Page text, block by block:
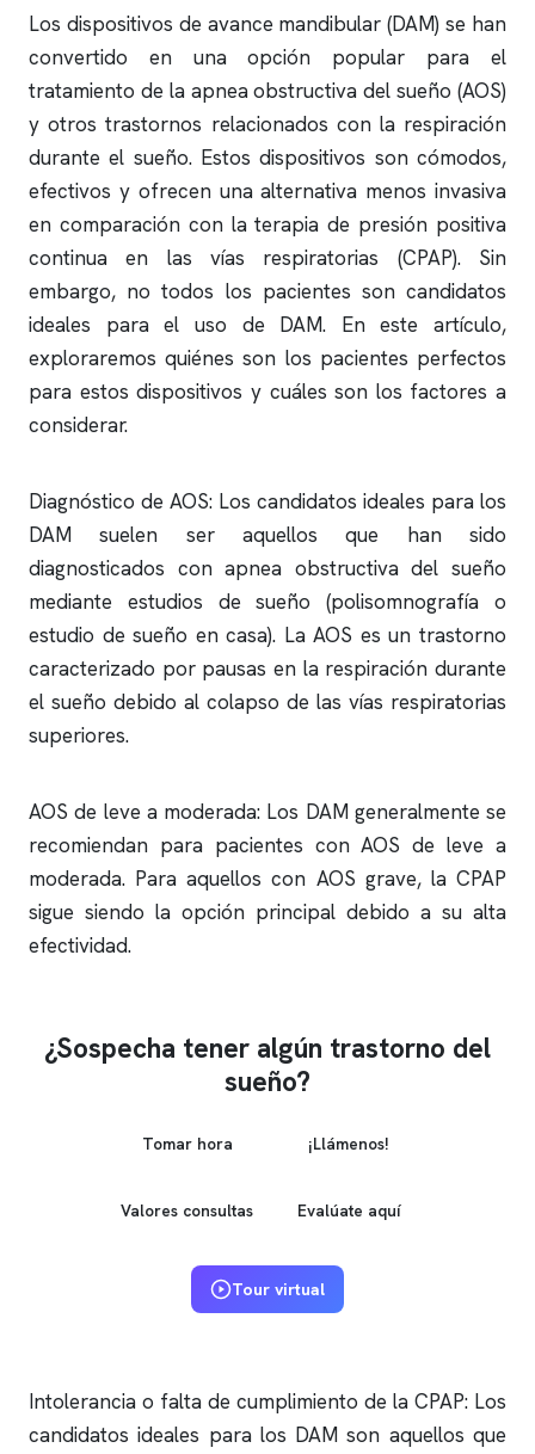
Los dispositivos de avance mandibular (DAM) se han
convertido en una opción popular para el
tratamiento de la apnea obstructiva del sueño (AOS)
y otros trastornos relacionados con la respiración
durante el sueño. Estos dispositivos son cómodos,
efectivos y ofrecen una alternativa menos invasiva
en comparación con la terapia de presión positiva
continua en las vías respiratorias (CPAP). Sin
embargo, no todos los pacientes son candidatos
ideales para el uso de DAM. En este artículo,
exploraremos quiénes son los pacientes perfectos
para estos dispositivos y cuáles son los factores a
considerar.
Diagnóstico de AOS: Los candidatos ideales para los
DAM suelen ser aquellos que han sido
diagnosticados conapnea obstructivadel sueño
mediante estudios de sueño (polisomnografía o
estudio de sueño en casa). La AOS es un trastorno
caracterizado por pausas en la respiración durante
el sueño debido al colapso de las vías respiratorias
superiores.
AOS de leve a moderada: Los DAM generalmente se
recomiendan para pacientes con AOS de leve a
moderada. Para aquellos con AOS grave, la CPAP
sigue siendo la opción principal debido a su alta
efectividad.
¿Sospecha tener algún trastorno del
sueño?
Tomar hora ¡Llámenos!
Valores consultas Evalúate aquí
Tour virtual
Intolerancia o falta de cumplimiento de la CPAP: Los
candidatos ideales para los DAM son aquellos que